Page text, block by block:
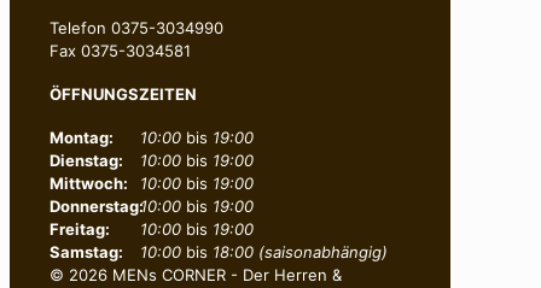
Telefon 0375-3034990
Fax 0375-3034581
ÖFFNUNGSZEITEN
Montag:
Dienstag:
Mittwoch:
Donnerstag:
Freitag:
Samstag:
10:00bis 19:00
10:00bis 19:00
10:00bis 19:00
10:00bis 19:00
10:00bis 19:00
10:00bis 18:00 (saisonabhängig)
© 2026 MENs CORNER - Der Herren &